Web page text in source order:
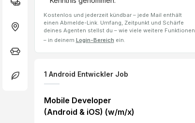
Kostenlos und jederzeit kündbar – jede Mail enthält
einen Abmelde-Link. Umfang, Zeitpunkt und Schärfe
deines Agenten stellst du – wie viele weitere Funktionen
– in deinem Login-Bereich ein.
1 Android Entwickler Job
Mobile Developer
(Android & iOS) (w/m/x)